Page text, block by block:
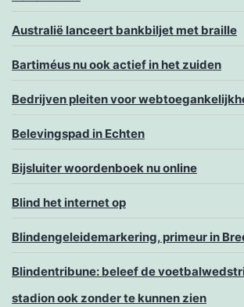
Australië lanceert bankbiljet met braille
Bartiméus nu ook actief in het zuiden
Bedrijven pleiten voor
Belevingspad in Echten
Bijsluiter woordenboek nu online
Blind het internet op
Blindengeleidemarkering, primeur in
Blindentribune: beleef de
stadion ook zonder te kunnen zien